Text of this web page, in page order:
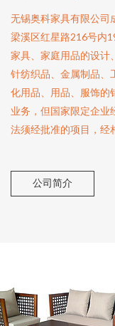
无锡奥科家具有限公司
梁溪区红星路216号内
家具、家庭用品的设计
针纺织品、金属制品、
化用品、用品、服饰的
业务，但国家限定企业
法须经批准的项目，经
公司简介